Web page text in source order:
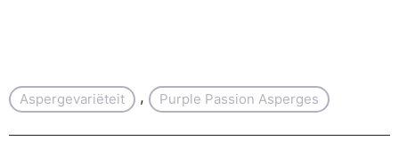
Aspergevariëteit , Purple Passion Asperges